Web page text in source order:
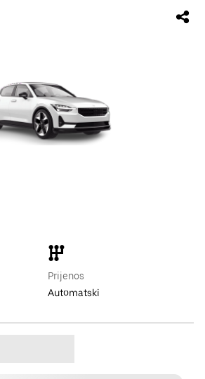
Prijenos
Automatski